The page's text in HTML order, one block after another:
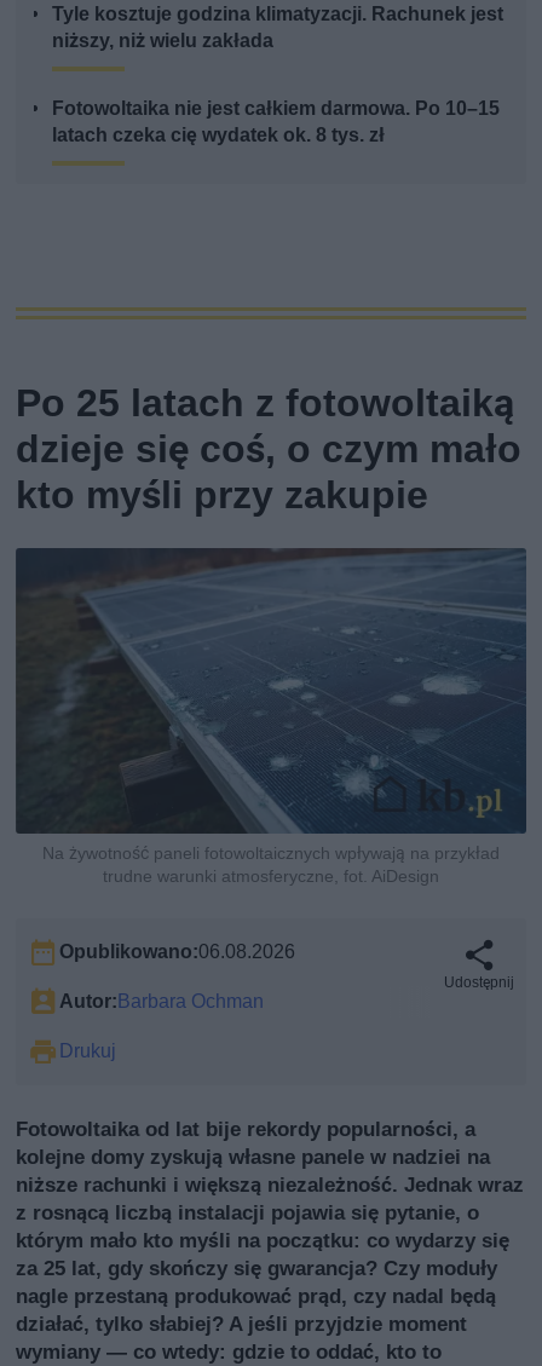
Tyle kosztuje godzina klimatyzacji. Rachunek jest
niższy, niż wielu zakłada
Fotowoltaika nie jest całkiem darmowa. Po 10–15
latach czeka cię wydatek ok. 8 tys. zł
Po 25 latach z fotowoltaiką
dzieje się coś, o czym mało
kto myśli przy zakupie
Na żywotność paneli fotowoltaicznych wpływają na przykład
trudne warunki atmosferyczne, fot. AiDesign
Opublikowano:06.08.2026
Autor:Barbara Ochman
Drukuj
Udostępnij
Fotowoltaika od lat bije rekordy popularności, a
kolejne domy zyskują własne panele w nadziei na
niższe rachunki i większą niezależność. Jednak wraz
z rosnącą liczbą instalacji pojawia się pytanie, o
którym mało kto myśli na początku: co wydarzy się
za 25 lat, gdy skończy się gwarancja? Czy moduły
nagle przestaną produkować prąd, czy nadal będą
działać, tylko słabiej? A jeśli przyjdzie moment
wymiany — co wtedy: gdzie to oddać, kto to